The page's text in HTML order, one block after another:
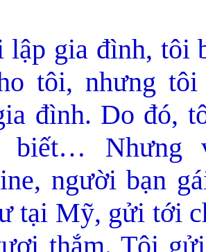
lập gia đình, tôi
tôi, nhưng
đình. Do đó,
biết… Nhưng
người bạn
tại Mỹ, gửi tới
thắm. Tôi